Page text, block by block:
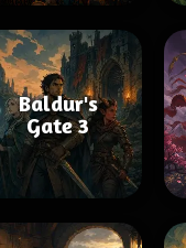
Baldur's
Gate 3